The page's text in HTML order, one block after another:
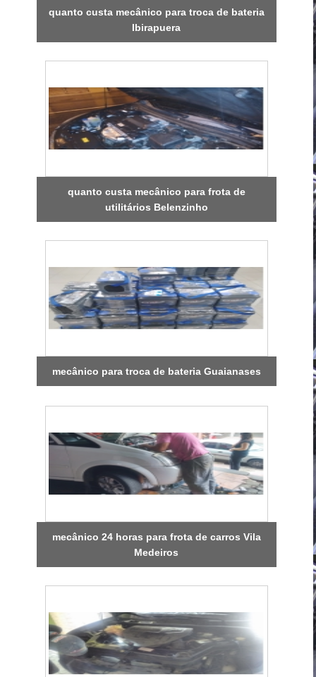
quanto custa mecânico para troca de bateria
Ibirapuera
quanto custa mecânico para frota de
utilitários Belenzinho
mecânico para troca de bateria Guaianases
mecânico 24 horas para frota de carros Vila
Medeiros